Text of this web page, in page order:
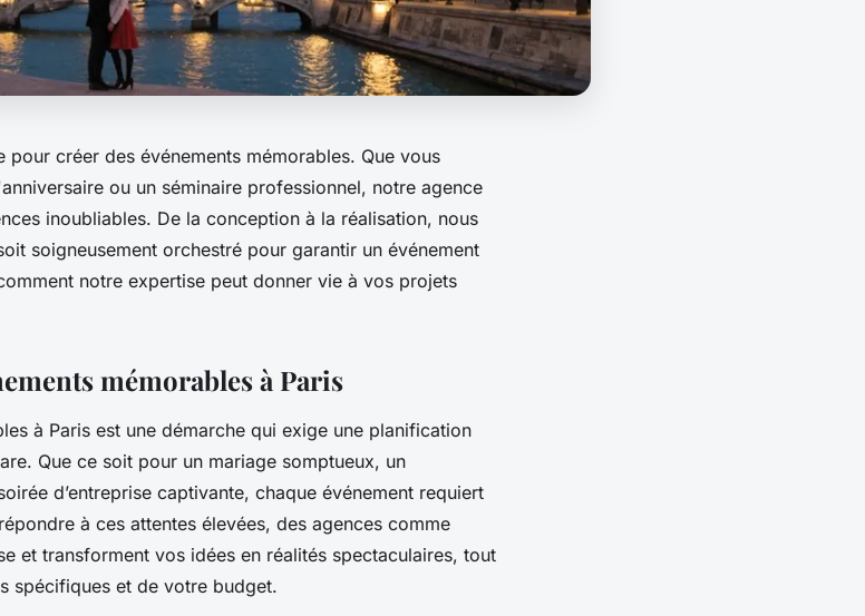
pour créer des événements mémorables. Que vous
ou un séminaire professionnel, notre agence
inoubliables. De la conception à la réalisation, nous
soigneusement orchestré pour garantir un événement
notre expertise peut donner vie à vos projets
mémorables à Paris
à Paris est une démarche qui exige une planification
Que ce soit pour un mariage somptueux, un
d’entreprise captivante, chaque événement requiert
à ces attentes élevées, des agences comme
et transforment vos idées en réalités spectaculaires, tout
spécifiques et de votre budget.